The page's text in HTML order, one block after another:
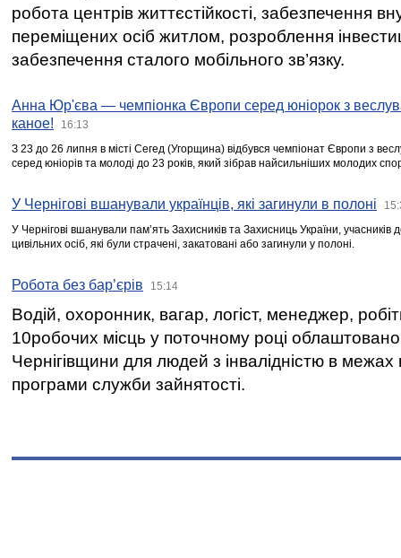
робота центрів життєстійкості, забезпечення
переміщених осіб житлом, розроблення
забезпечення сталого мобільного зв’язку.
Анна Юр'єва — чемпіонка Європи серед юніорок з
каное!
16:13
З 23 до 26 липня в місті Сегед (Угорщина) відбувся чемпіонат Європи з
серед юніорів та молоді до 23 років, який зібрав найсильніших молодих
У Чернігові вшанували українців, які загинули в полоні
У Чернігові вшанували пам’ять Захисників та Захисниць України,
цивільних осіб, які були страчені, закатовані або загинули у полоні.
Робота без бар’єрів 15:14
Водій, охоронник, вагар, логіст, менеджер,
10робочих місць у поточному році
Чернігівщини для людей з інвалідністю в межах
програми служби зайнятості.